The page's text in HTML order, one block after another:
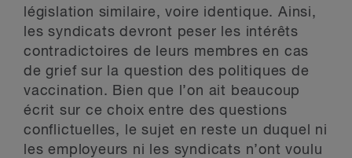
législation similaire, voire identique. Ainsi,
les syndicats devront peser les intérêts
contradictoires de leurs membres en cas
de grief sur la question des politiques de
vaccination. Bien que l’on ait beaucoup
écrit sur ce choix entre des questions
conflictuelles, le sujet en reste un duquel ni
les employeurs ni les syndicats n’ont voulu